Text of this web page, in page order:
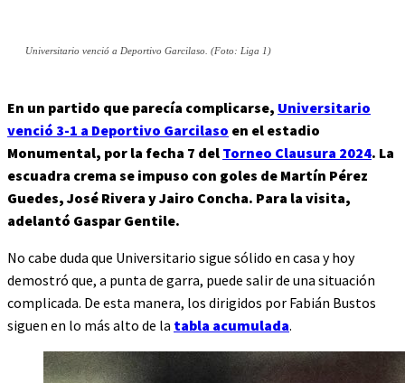
Universitario venció a Deportivo Garcilaso. (Foto: Liga 1)
En un partido que parecía complicarse, Universitario
venció 3-1 a Deportivo Garcilaso en el estadio
Monumental, por la fecha 7 del Torneo Clausura 2024. La
escuadra crema se impuso con goles de Martín Pérez
Guedes, José Rivera y Jairo Concha. Para la visita,
adelantó Gaspar Gentile.
No cabe duda que Universitario sigue sólido en casa y hoy
demostró que, a punta de garra, puede salir de una situación
complicada. De esta manera, los dirigidos por Fabián Bustos
siguen en lo más alto de la tabla acumulada.